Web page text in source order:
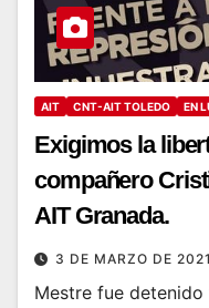
AIT CNT-AIT TOLEDO EN
Exigimos la
compañero
AIT Granada.
3 DE MARZO DE 2021
Mestre fue